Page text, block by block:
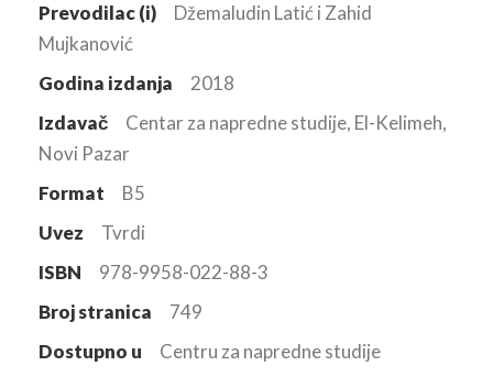
Prevodilac (i)
Džemaludin Latić i Zahid
Mujkanović
Godina izdanja
2018
Izdavač
Centar za napredne studije, El-Kelimeh,
Novi Pazar
Format
B5
Uvez
Tvrdi
ISBN
978-9958-022-88-3
Broj stranica
749
Dostupno u
Centru za napredne studije